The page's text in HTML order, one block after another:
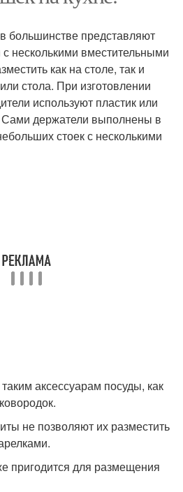
Тарелки на кухне
большинстве представляют
несколькими вместительными
как на столе, так и
стола. При изготовлении
используют пластик или
держатели выполнены в
стоек с несколькими
аксессуарам посуды, как
не позволяют их разместить
пригодится для размещения